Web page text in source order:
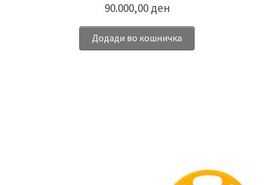
90.000,00 ден
Додади во кошничка